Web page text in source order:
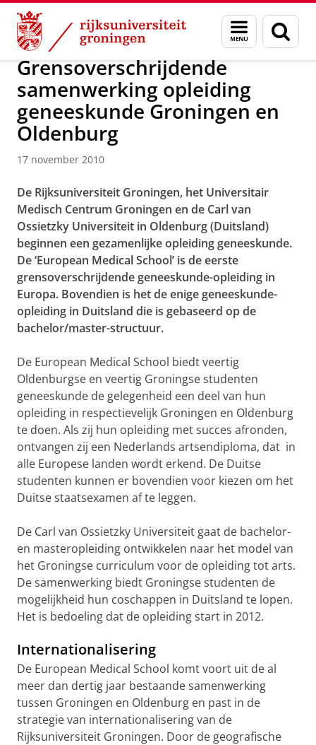
Skip
Content
Skip
Navigation
Menu
en
zoeken
Over ons Actueel Nieuws Nieuwsberichten
Grensoverschrijdende
samenwerking opleiding
geneeskunde Groningen en
Oldenburg
17 november 2010
De Rijksuniversiteit Groningen, het Universitair
Medisch Centrum Groningen en de Carl van
Ossietzky Universiteit in Oldenburg (Duitsland)
beginnen een gezamenlijke opleiding geneeskunde.
De ‘European Medical School’ is de eerste
grensoverschrijdende geneeskunde-opleiding in
Europa. Bovendien is het de enige geneeskunde-
opleiding in Duitsland die is gebaseerd op de
bachelor/master-structuur.
De European Medical School biedt veertig
Oldenburgse en veertig Groningse studenten
geneeskunde de gelegenheid een deel van hun
opleiding in respectievelijk Groningen en Oldenburg
te doen. Als zij hun opleiding met succes afronden,
ontvangen zij een Nederlands artsendiploma, dat in
alle Europese landen wordt erkend. De Duitse
studenten kunnen er bovendien voor kiezen om het
Duitse staatsexamen af te leggen.
De Carl van Ossietzky Universiteit gaat de bachelor-
en masteropleiding ontwikkelen naar het model van
het Groningse curriculum voor de opleiding tot arts.
De samenwerking biedt Groningse studenten de
mogelijkheid hun coschappen in Duitsland te lopen.
Het is bedoeling dat de opleiding start in 2012.
Internationalisering
De European Medical School komt voort uit de al
meer dan dertig jaar bestaande samenwerking
tussen Groningen en Oldenburg en past in de
strategie van internationalisering van de
Rijksuniversiteit Groningen. Door de geografische